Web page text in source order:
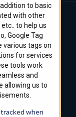
to basic
with other
to help us
Google Tag
various tags on
for services
tools work
and
allowing us to
when